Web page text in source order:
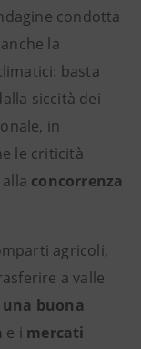
condotta
la
basta
siccità dei
in
le criticità
alla concorrenza
agricoli,
a valle
buona
e i mercati